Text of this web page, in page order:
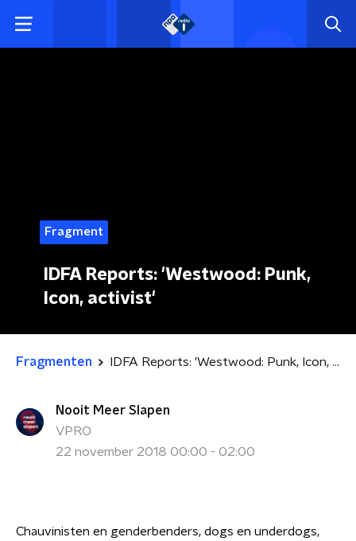
Fragment
IDFA Reports: 'Westwood: Punk,
Icon, activist'
Fragmenten IDFA Reports: 'Westwood: Punk, Icon, activist'
Nooit Meer Slapen
VPRO
22 november 2018 00:00 - 02:00
Chauvinisten en genderbenders, dogs en underdogs,